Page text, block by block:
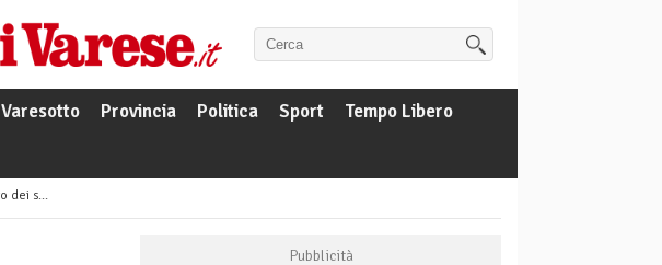
Provincia Politica Sport
Tempo Libero